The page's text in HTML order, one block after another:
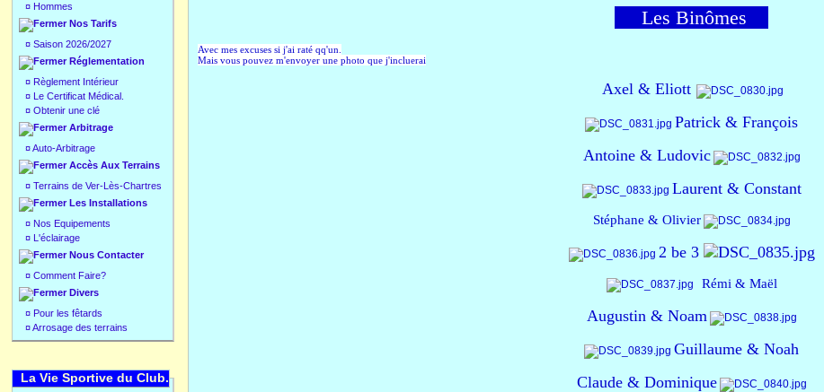
¤ Hommes
Nos Tarifs
¤ Saison 2026/2027
Réglementation
¤ Règlement Intérieur
¤ Le Certificat Médical.
¤ Obtenir une clé
Arbitrage
¤Auto-Arbitrage
Accès Aux Terrains
¤ Terrains de Ver-Lès-Chartres
Les Installations
¤ Nos Equipements
¤ L'éclairage
Nous Contacter
¤ Comment Faire?
Divers
¤ Pour les fêtards
¤Arrosage des terrains
La Vie Sportive du Club.
Les Binômes
Avec mes excuses si j'ai raté qq'un.
Mais vous pouvez m'envoyer une photo que j'incluerai
Axel & Eliott
Patrick & François
Antoine & Ludovic
Laurent & Constant
Stéphane & Olivier
2 be 3
Rémi & Maël
Augustin & Noam
Guillaume & Noah
Claude & Dominique